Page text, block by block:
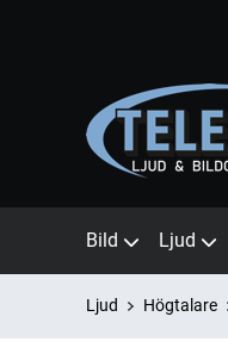
Bild Ljud
Ljud Högtalare